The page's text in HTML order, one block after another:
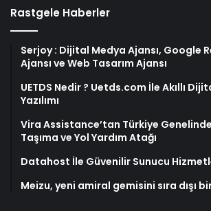
Rastgele Haberler
Serjoy : Dijital Medya Ajansı, Google
Ajansı ve Web Tasarım Ajansı
UETDS Nedir ? Uetds.com İle Akıllı
Yazılımı
Vira Assistance’tan Türkiye
Taşıma ve Yol Yardım Atağı
Datahost İle Güvenilir Sunucu
Meizu, yeni amiral gemisini sıra dışı